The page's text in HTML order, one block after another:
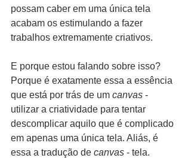
possam caber em uma única tela
acabam os estimulando a fazer
trabalhos extremamente criativos.
E porque estou falando sobre isso?
Porque é exatamente essa a essência
que está por trás de um canvas -
utilizar a criatividade para tentar
descomplicar aquilo que é complicado
em apenas uma única tela. Aliás, é
essa a tradução de canvas - tela.